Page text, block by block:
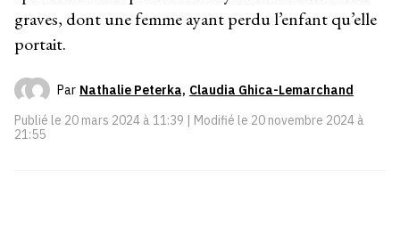
graves, dont une femme ayant perdu l’enfant qu’elle
portait.
Par Nathalie Peterka, Claudia Ghica-Lemarchand
Publié le 20 mars 2024 à 11:39 | Modifié le 20 novembre 2024 à
21:55